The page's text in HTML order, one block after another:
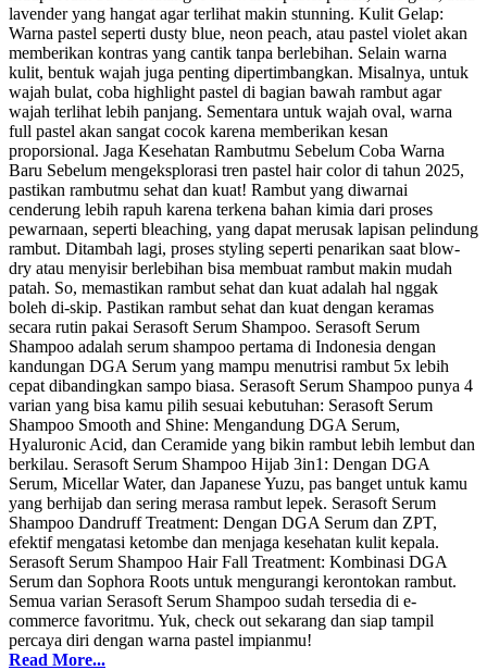
lavender yang hangat agar terlihat makin stunning. Kulit Gelap:
Warna pastel seperti dusty blue, neon peach, atau pastel violet akan
memberikan kontras yang cantik tanpa berlebihan. Selain warna
kulit, bentuk wajah juga penting dipertimbangkan. Misalnya, untuk
wajah bulat, coba highlight pastel di bagian bawah rambut agar
wajah terlihat lebih panjang. Sementara untuk wajah oval, warna
full pastel akan sangat cocok karena memberikan kesan
proporsional. Jaga Kesehatan Rambutmu Sebelum Coba Warna
Baru Sebelum mengeksplorasi tren pastel hair color di tahun 2025,
pastikan rambutmu sehat dan kuat! Rambut yang diwarnai
cenderung lebih rapuh karena terkena bahan kimia dari proses
pewarnaan, seperti bleaching, yang dapat merusak lapisan pelindung
rambut. Ditambah lagi, proses styling seperti penarikan saat blow-
dry atau menyisir berlebihan bisa membuat rambut makin mudah
patah. So, memastikan rambut sehat dan kuat adalah hal nggak
boleh di-skip. Pastikan rambut sehat dan kuat dengan keramas
secara rutin pakai Serasoft Serum Shampoo. Serasoft Serum
Shampoo adalah serum shampoo pertama di Indonesia dengan
kandungan DGA Serum yang mampu menutrisi rambut 5x lebih
cepat dibandingkan sampo biasa. Serasoft Serum Shampoo punya 4
varian yang bisa kamu pilih sesuai kebutuhan: Serasoft Serum
Shampoo Smooth and Shine: Mengandung DGA Serum,
Hyaluronic Acid, dan Ceramide yang bikin rambut lebih lembut dan
berkilau. Serasoft Serum Shampoo Hijab 3in1: Dengan DGA
Serum, Micellar Water, dan Japanese Yuzu, pas banget untuk kamu
yang berhijab dan sering merasa rambut lepek. Serasoft Serum
Shampoo Dandruff Treatment: Dengan DGA Serum dan ZPT,
efektif mengatasi ketombe dan menjaga kesehatan kulit kepala.
Serasoft Serum Shampoo Hair Fall Treatment: Kombinasi DGA
Serum dan Sophora Roots untuk mengurangi kerontokan rambut.
Semua varian Serasoft Serum Shampoo sudah tersedia di e-
commerce favoritmu. Yuk, check out sekarang dan siap tampil
percaya diri dengan warna pastel impianmu!
Read More...